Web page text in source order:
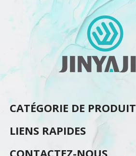
CATÉGORIE DE PRODUIT
LIENS RAPIDES
CONTACTEZ-NOUS